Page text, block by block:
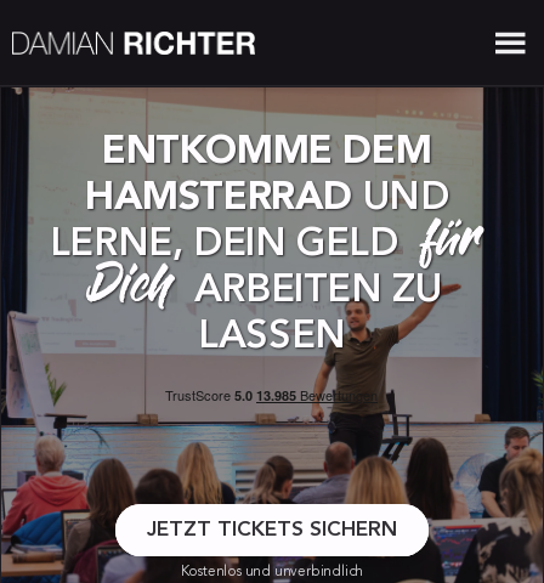
ENTKOMME DEM
HAMSTERRAD UND
LERNE, DEIN GELD für
Dich ARBEITEN ZU
LASSEN
JETZT TICKETS SICHERN
Kostenlos und unverbindlich